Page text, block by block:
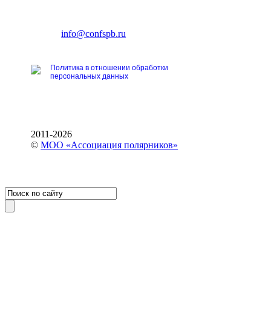
E-mail:info@confspb.ru
Политика в отношении обработки
персональных данных
2011-2026
©МОО «Ассоциация полярников»